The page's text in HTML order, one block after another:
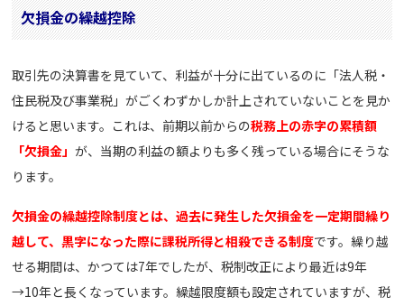
欠損金の繰越控除
取引先の決算書を見ていて、利益が十分に出ているのに「法人税・
住民税及び事業税」がごくわずかしか計上されていないことを見か
けると思います。これは、前期以前からの税務上の赤字の累積額
「欠損金」が、当期の利益の額よりも多く残っている場合にそうな
ります。
欠損金の繰越控除制度とは、過去に発生した欠損金を一定期間繰り
越して、黒字になった際に課税所得と相殺できる制度です。繰り越
せる期間は、かつては7年でしたが、税制改正により最近は9年
→10年と長くなっています。繰越限度額も設定されていますが、税